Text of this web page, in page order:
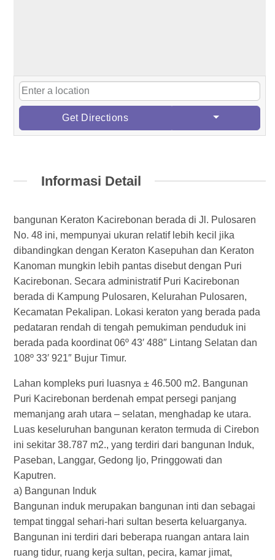
Get Directions
Informasi Detail
bangunan Keraton Kacirebonan berada di Jl. Pulosaren
No. 48 ini, mempunyai ukuran relatif lebih kecil jika
dibandingkan dengan Keraton Kasepuhan dan Keraton
Kanoman mungkin lebih pantas disebut dengan Puri
Kacirebonan. Secara administratif Puri Kacirebonan
berada di Kampung Pulosaren, Kelurahan Pulosaren,
Kecamatan Pekalipan. Lokasi keraton yang berada pada
pedataran rendah di tengah pemukiman penduduk ini
berada pada koordinat 06º 43′ 488″ Lintang Selatan dan
108º 33′ 921″ Bujur Timur.
Lahan kompleks puri luasnya ± 46.500 m2. Bangunan
Puri Kacirebonan berdenah empat persegi panjang
memanjang arah utara – selatan, menghadap ke utara.
Luas keseluruhan bangunan keraton termuda di Cirebon
ini sekitar 38.787 m2., yang terdiri dari bangunan Induk,
Paseban, Langgar, Gedong Ijo, Pringgowati dan
Kaputren.
a) Bangunan Induk
Bangunan induk merupakan bangunan inti dan sebagai
tempat tinggal sehari-hari sultan beserta keluarganya.
Bangunan ini terdiri dari beberapa ruangan antara lain
ruang tidur, ruang kerja sultan, pecira, kamar jimat,